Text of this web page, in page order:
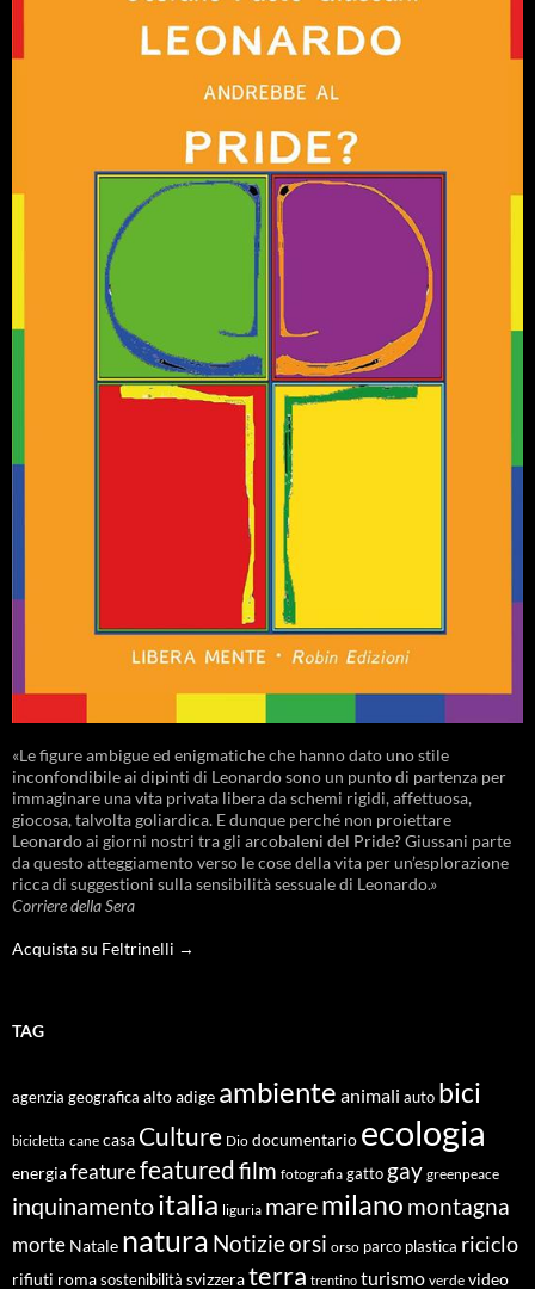
«Le figure ambigue ed enigmatiche che hanno dato uno stile
inconfondibile ai dipinti di Leonardo sono un punto di partenza per
immaginare una vita privata libera da schemi rigidi, affettuosa,
giocosa, talvolta goliardica. E dunque perché non proiettare
Leonardo ai giorni nostri tra gli arcobaleni del Pride? Giussani parte
da questo atteggiamento verso le cose della vita per un’esplorazione
ricca di suggestioni sulla sensibilità sessuale di Leonardo.»
Corriere della Sera
Acquista su Feltrinelli →
TAG
agenzia geografica alto adige ambiente animali auto bici
bicicletta cane casa Culture Dio documentario ecologia
energiafeaturefeaturedfilm fotografia gatto gay greenpeace
inquinamentoitalia liguria maremilano montagna
morte Natale natura Notizieorsi orso parco plastica riciclo
rifiuti roma sostenibilità svizzeraterra trentino turismo verde video